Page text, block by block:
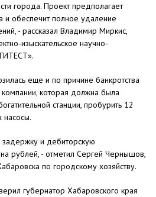
города. Проект предполагает
и обеспечит полное удаление
- рассказал Владимир Миркис,
изыскательское научно-
еще и по причине банкротства
которая должна была
станции, пробурить 12
насосы.
задержку и дебиторскую
рублей, - отметил Сергей Чернышов,
по городскому хозяйству.
губернатор Хабаровского края